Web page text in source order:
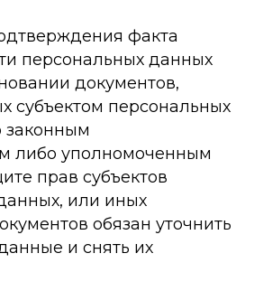
факта
персональных данных
документов,
субъектом персональных
законным
либо уполномоченным
прав субъектов
или иных
обязан уточнить
и снять их